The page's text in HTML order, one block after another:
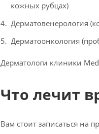
кожных рубцах)
Дерматовенерология
Дерматоонкология
Дерматологи клиники
Что лечит
Вам стоит записаться на